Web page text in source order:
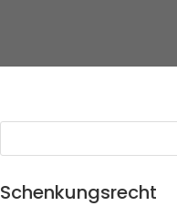
Schenkungsrecht